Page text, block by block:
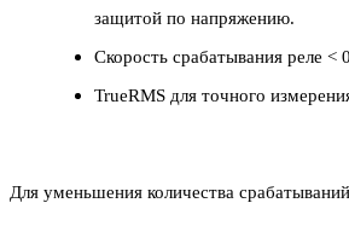
защитой по напряжению.
Скорость срабатывания реле <
TrueRMS для точного
Для уменьшения количества